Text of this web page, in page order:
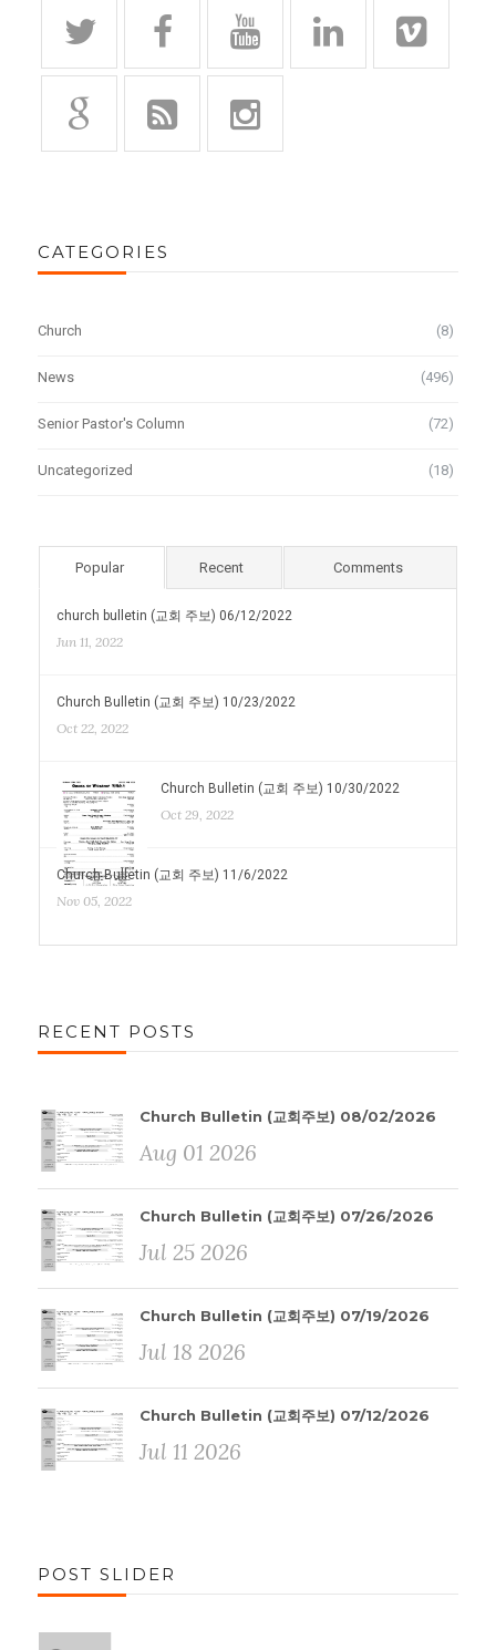
CATEGORIES
Church (8)
News (496)
Senior Pastor's Column (72)
Uncategorized (18)
Popular Recent Comments
church bulletin (교회 주보) 06/12/2022
Jun 11, 2022
Church Bulletin (교회 주보) 10/23/2022
Oct 22, 2022
Church Bulletin (교회 주보) 10/30/2022
Oct 29, 2022
Church Bulletin (교회 주보) 11/6/2022
Nov 05, 2022
RECENT POSTS
Church Bulletin (교회주보) 08/02/2026
Aug 01 2026
Church Bulletin (교회주보) 07/26/2026
Jul 25 2026
Church Bulletin (교회주보) 07/19/2026
Jul 18 2026
Church Bulletin (교회주보) 07/12/2026
Jul 11 2026
POST SLIDER